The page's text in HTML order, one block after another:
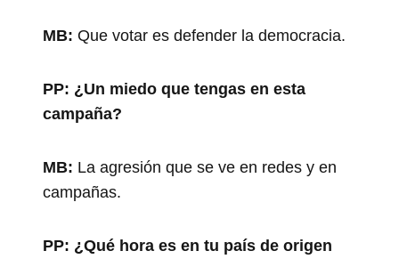
MB: Que votar es defender la democracia.
PP: ¿Un miedo que tengas en esta
campaña?
MB: La agresión que se ve en redes y en
campañas.
PP: ¿Qué hora es en tu país de origen